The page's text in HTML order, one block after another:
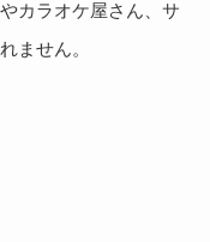
カラオケ屋さん、サ
ません。